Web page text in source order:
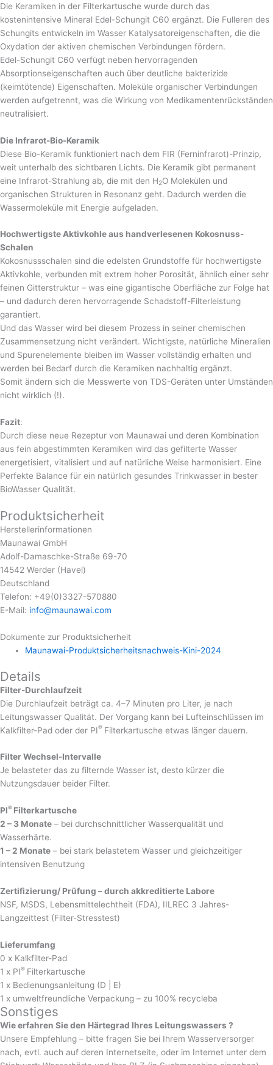
Die Keramiken in der Filterkartusche wurde durch das
kostenintensive Mineral Edel-Schungit C60 ergänzt. Die Fulleren des
Schungits entwickeln im Wasser Katalysatoreigenschaften, die die
Oxydation der aktiven chemischen Verbindungen fördern.
Edel-Schungit C60 verfügt neben hervorragenden
Absorptionseigenschaften auch über deutliche bakterizide
(keimtötende) Eigenschaften. Moleküle organischer Verbindungen
werden aufgetrennt, was die Wirkung von Medikamentenrückständen
neutralisiert.
Die Infrarot-Bio-Keramik
Diese Bio-Keramik funktioniert nach dem FIR (Ferninfrarot)-Prinzip,
weit unterhalb des sichtbaren Lichts. Die Keramik gibt permanent
eine Infrarot-Strahlung ab, die mit den H2O Molekülen und
organischen Strukturen in Resonanz geht. Dadurch werden die
Wassermoleküle mit Energie aufgeladen.
Hochwertigste Aktivkohle aus handverlesenen Kokosnuss-
Schalen
Kokosnussschalen sind die edelsten Grundstoffe für hochwertigste
Aktivkohle, verbunden mit extrem hoher Porosität, ähnlich einer sehr
feinen Gitterstruktur – was eine gigantische Oberfläche zur Folge hat
– und dadurch deren hervorragende Schadstoff-Filterleistung
garantiert.
Und das Wasser wird bei diesem Prozess in seiner chemischen
Zusammensetzung nicht verändert. Wichtigste, natürliche Mineralien
und Spurenelemente bleiben im Wasser vollständig erhalten und
werden bei Bedarf durch die Keramiken nachhaltig ergänzt.
Somit ändern sich die Messwerte von TDS-Geräten unter Umständen
nicht wirklich (!).
Fazit:
Durch diese neue Rezeptur von Maunawai und deren Kombination
aus fein abgestimmten Keramiken wird das gefilterte Wasser
energetisiert, vitalisiert und auf natürliche Weise harmonisiert. Eine
Perfekte Balance für ein natürlich gesundes Trinkwasser in bester
BioWasser Qualität.
Produktsicherheit
Herstellerinformationen
Maunawai GmbH
Adolf-Damaschke-Straße 69-70
14542 Werder (Havel)
Deutschland
Telefon: +49(0)3327-570880
E-Mail: info@maunawai.com
Dokumente zur Produktsicherheit
Maunawai-Produktsicherheitsnachweis-Kini-2024
Details
Filter-Durchlaufzeit
Die Durchlaufzeit beträgt ca. 4–7 Minuten pro Liter, je nach
Leitungswasser Qualität. Der Vorgang kann bei Lufteinschlüssen im
Kalkfilter-Pad oder der PI® Filterkartusche etwas länger dauern.
Filter Wechsel-Intervalle
Je belasteter das zu filternde Wasser ist, desto kürzer die
Nutzungsdauer beider Filter.
PI® Filterkartusche
2 – 3 Monate – bei durchschnittlicher Wasserqualität und
Wasserhärte.
1 – 2 Monate – bei stark belastetem Wasser und gleichzeitiger
intensiven Benutzung
Zertifizierung/ Prüfung – durch akkreditierte Labore
NSF, MSDS, Lebensmittelechtheit (FDA), IILREC 3 Jahres-
Langzeittest (Filter-Stresstest)
Lieferumfang
0 x Kalkfilter-Pad
1 x PI® Filterkartusche
1 x Bedienungsanleitung (D | E)
1 x umweltfreundliche Verpackung – zu 100% recycleba
Sonstiges
Wie erfahren Sie den Härtegrad Ihres Leitungswassers ?
Unsere Empfehlung – bitte fragen Sie bei Ihrem Wasserversorger
nach, evtl. auch auf deren Internetseite, oder im Internet unter dem